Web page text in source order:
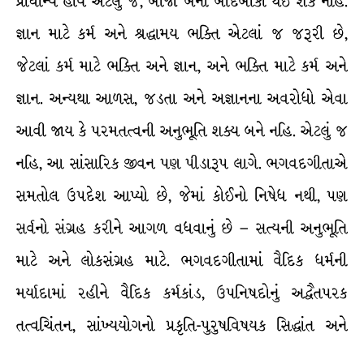
જ્ઞાન માટે કર્મ અને શ્રદ્ધામય ભક્તિ એટલાં જ જરૂરી છે,
જેટલાં કર્મ માટે ભક્તિ અને જ્ઞાન, અને ભક્તિ માટે કર્મ અને
જ્ઞાન. અન્યથા આળસ, જડતા અને અજ્ઞાનના અવરોધો એવા
આવી જાય કે પરમતત્વની અનુભૂતિ શક્ય બને નહિ. એટલું જ
નહિ, આ સાંસારિક જીવન પણ પીડારૂપ લાગે. ભગવદગીતાએ
સમતોલ ઉપદેશ આપ્યો છે, જેમાં કોઈનો નિષેધ નથી, પણ
સર્વનો સંગ્રહ કરીને આગળ વધવાનું છે – સત્યની અનુભૂતિ
માટે અને લોકસંગ્રહ માટે. ભગવદગીતામાં વૈદિક ધર્મની
મર્યાદામાં રહીને વૈદિક કર્મકાંડ, ઉપનિષદોનું અદ્વૈતપરક
તત્વચિંતન, સાંખ્યયોગનો પ્રકૃતિ-પુરુષવિષયક સિદ્ધાંત અને